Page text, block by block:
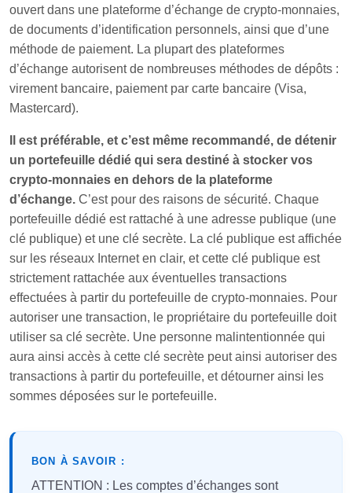
ouvert dans une plateforme d’échange de crypto-monnaies,
de documents d’identification personnels, ainsi que d’une
méthode de paiement. La plupart des plateformes
d’échange autorisent de nombreuses méthodes de dépôts :
virement bancaire, paiement par carte bancaire (Visa,
Mastercard).
Il est préférable, et c’est même recommandé, de détenir
un portefeuille dédié qui sera destiné à stocker vos
crypto-monnaies en dehors de la plateforme
d’échange. C’est pour des raisons de sécurité. Chaque
portefeuille dédié est rattaché à une adresse publique (une
clé publique) et une clé secrète. La clé publique est affichée
sur les réseaux Internet en clair, et cette clé publique est
strictement rattachée aux éventuelles transactions
effectuées à partir du portefeuille de crypto-monnaies. Pour
autoriser une transaction, le propriétaire du portefeuille doit
utiliser sa clé secrète. Une personne malintentionnée qui
aura ainsi accès à cette clé secrète peut ainsi autoriser des
transactions à partir du portefeuille, et détourner ainsi les
sommes déposées sur le portefeuille.
BON À SAVOIR :
ATTENTION : Les comptes d’échanges sont